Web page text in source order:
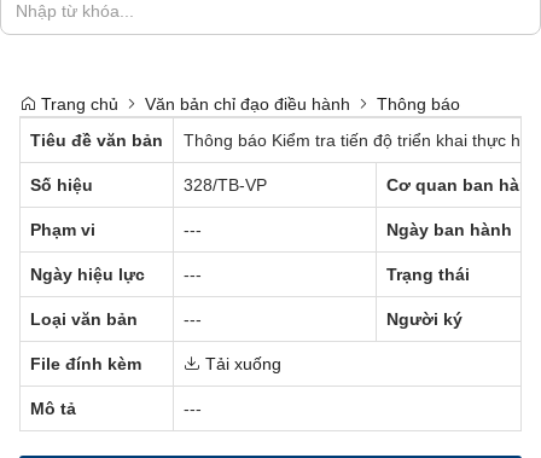
Trang chủ Văn bản chỉ đạo điều hành
Thông báo
Tiêu đề văn bản
Thông báo Kiểm tra tiến độ triển khai thực
Số hiệu 328/TB-VP Cơ quan ban hành
Phạm vi --- Ngày ban hành
Ngày hiệu lực --- Trạng thái
Loại văn bản --- Người ký
File đính kèm Tải xuống
Mô tả ---